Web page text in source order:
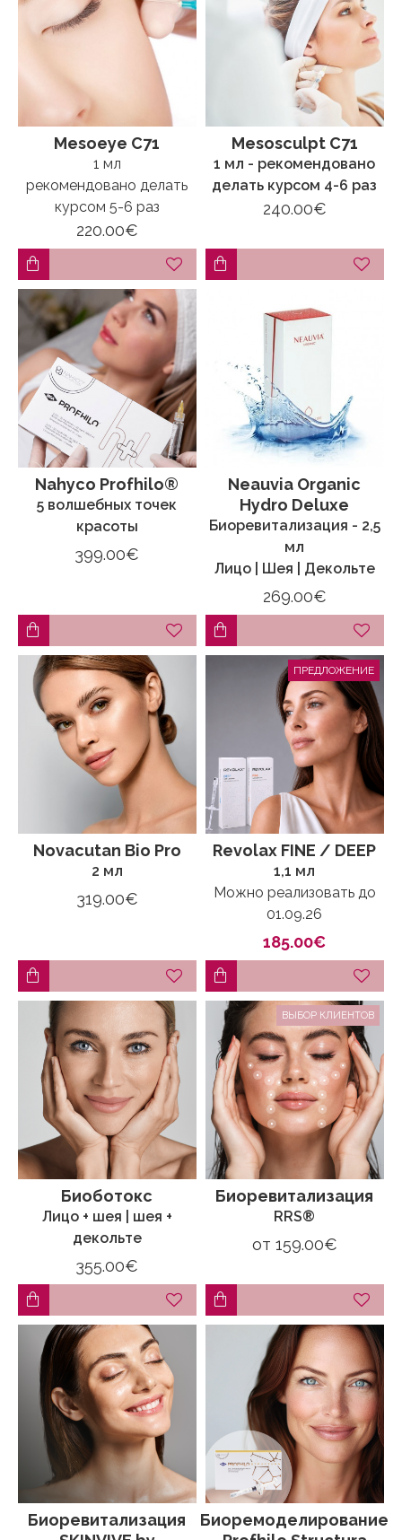
Mesoeye C71
1 мл
рекомендовано делать
курсом 5-6 раз
220.00€
Mesosculpt C71
1 мл - рекомендовано
делать курсом 4-6 раз
240.00€
Nahyco Profhilo®
5 волшебных точек
красоты
399.00€
Neauvia Organic
Hydro Deluxe
Биоревитализация - 2,5
мл
Лицо | Шея | Декольте
269.00€
Novacutan Bio Pro
2 мл
319.00€
ПРЕДЛОЖЕНИЕ
Revolax FINE / DEEP
1,1 мл
Можно реализовать до
01.09.26
185.00€
Биоботокс
Лицо + шея | шея +
декольте
355.00€
ВЫБОР КЛИЕНТОВ
Биоревитализация
RRS®
от 159.00€
Биоревитализация
Биоремоделирование